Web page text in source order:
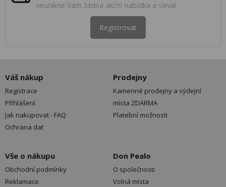
neunikne Vám žádná akční nabídka a sleva!
Registrovat
Váš nákup
Registrace
Přihlášení
Jak nakupovat - FAQ
Ochrana dat
Prodejny
Kamenné prodejny a výdejní
místa ZDARMA
Platební možnosti
Vše o nákupu
Obchodní podmínky
Reklamace
Don Pealo
O společnosti
Volná místa